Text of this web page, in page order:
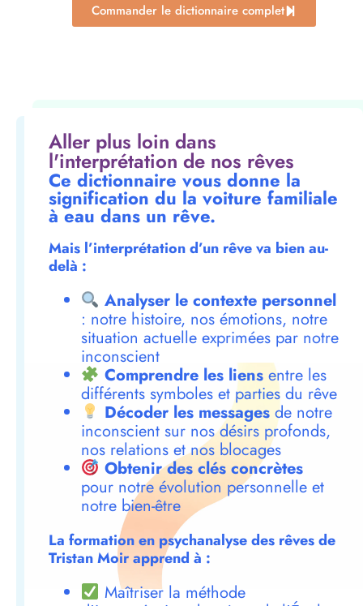
Commander le dictionnaire complet
Aller plus loin dans
l'interprétation de nos rêves
Ce dictionnaire vous donne la
signification du la voiture familiale
à eau dans un rêve.
Mais l’interprétation d’un rêve va bien au-
delà :
Analyser le contexte personnel
: notre histoire, nos émotions, notre
situation actuelle exprimées par notre
inconscient
Comprendre les liensentre les
différents symboles et parties du rêve
Décoder les messagesde notre
inconscient sur nos désirs profonds,
nos relations et nos blocages
Obtenir des clés concrètes
pour notre évolution personnelle et
notre bien-être
La formation en psychanalyse des rêves de
Tristan Moir apprend à :
Maîtriser la méthode